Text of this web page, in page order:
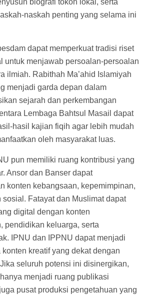
biografi tokoh lokal, serta
naskah penting yang selama ini
dapat memperkuat tradisi riset
untuk menjawab persoalan-persoalan
ilmiah. Rabithah Ma’ahid Islamiyah
menjadi garda depan dalam
sejarah dan perkembangan
Lembaga Bahtsul Masail dapat
hasil kajian fiqih agar lebih mudah
oleh masyarakat luas.
pun memiliki ruang kontribusi yang
Ansor dan Banser dapat
konten kebangsaan, kepemimpinan,
Fatayat dan Muslimat dapat
digital dengan konten
pendidikan keluarga, serta
IPNU dan IPPNU dapat menjadi
kreatif yang dekat dengan
seluruh potensi ini disinergikan,
menjadi ruang publikasi
pusat produksi pengetahuan yang